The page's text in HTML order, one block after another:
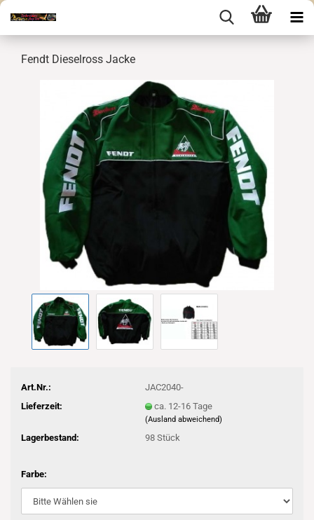
Fendt Dieselross Jacke
Art.Nr.:
JAC2040-
Lieferzeit:
ca. 12-16 Tage
(Ausland abweichend)
Lagerbestand: 98 Stück
Farbe: